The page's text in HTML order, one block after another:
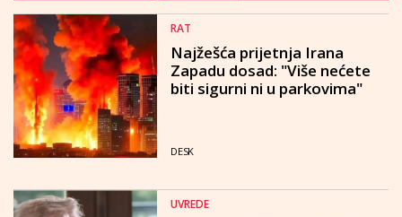
RAT
Najžešća prijetnja Irana
Zapadu dosad: "Više nećete
biti sigurni ni u parkovima"
DESK
UVREDE